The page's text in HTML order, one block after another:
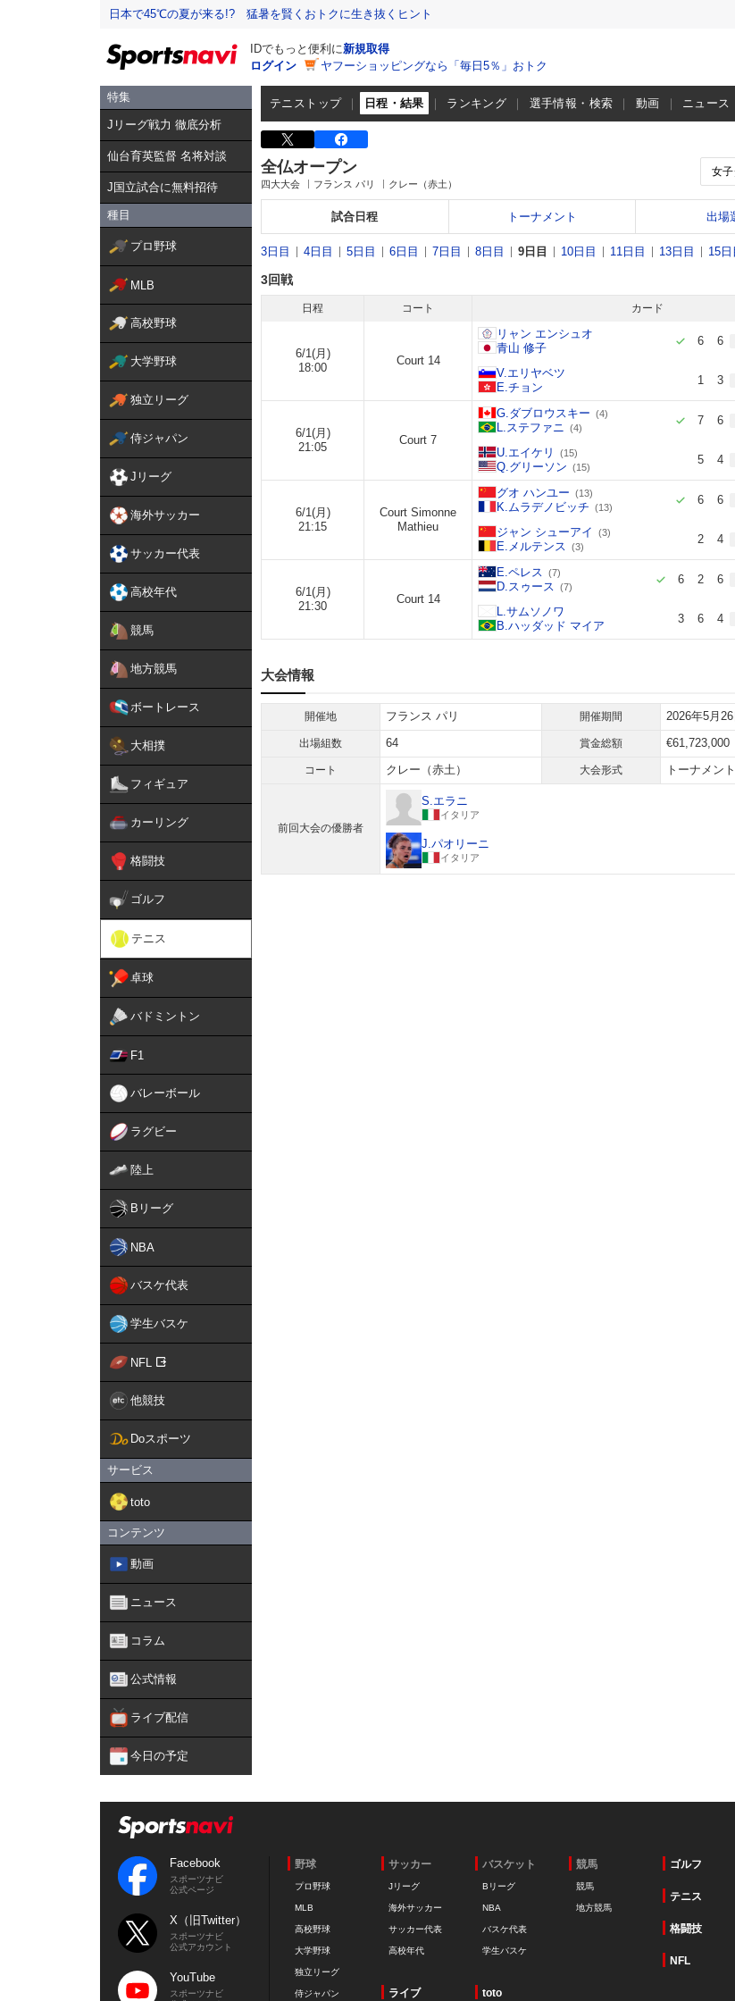
日本で45℃の夏が来る!? 猛暑を賢くおトクに生き抜くヒント
IDでもっと便利に新規取得
ログイン
ヤフーショッピングなら「毎日5％」おトク
特集
Jリーグ戦力 徹底分析
仙台育英監督 名将対談
J国立試合に無料招待
種目
プロ野球
MLB
高校野球
大学野球
独立リーグ
侍ジャパン
Jリーグ
海外サッカー
サッカー代表
高校年代
競馬
地方競馬
ボートレース
大相撲
フィギュア
カーリング
格闘技
ゴルフ
テニス
卓球
バドミントン
F1
バレーボール
ラグビー
陸上
Bリーグ
NBA
バスケ代表
学生バスケ
NFL
他競技
Doスポーツ
サービス
toto
コンテンツ
動画
ニュース
コラム
公式情報
ライブ配信
今日の予定
テニストップ 日程・結果 ランキング 選手情報・検索 動画 ニュース
全仏オープン
四大大会 フランス パリ クレー（赤土）
試合日程 トーナメント 出場
3日目 4日目 5日目 6日目 7日目 8日目 9日目 10日目 11日目 13日目 15日
3回戦
日程 コート カード
6/1(月)
18:00
Court 14
リャン エンシュオ
青山 修子
6 6
V.エリヤベツ
E.チョン
1 3
6/1(月)
21:05
Court 7
G.ダブロウスキー (4)
L.ステファニ (4)
7 6
U.エイケリ (15)
Q.グリーソン (15)
5 4
6/1(月)
21:15
Court Simonne
Mathieu
グオ ハンユー (13)
K.ムラデノビッチ (13)
6 6
ジャン シューアイ (3)
E.メルテンス (3)
2 4
6/1(月)
21:30
Court 14
E.ペレス (7)
D.スゥース (7)
6 2 6
L.サムソノワ
B.ハッダッド マイア
3 6 4
大会情報
開催地 フランス パリ 開催期間 2026年5月
出場組数 64 賞金総額 €61,723,000
コート クレー（赤土） 大会形式 トーナメント
前回大会の優勝者
S.エラニ
イタリア
J.パオリーニ
イタリア
Facebook
スポーツナビ
公式ページ
X（旧Twitter）
スポーツナビ
公式アカウント
YouTube
スポーツナビ
野球
プロ野球
MLB
高校野球
大学野球
独立リーグ
侍ジャパン
サッカー
Jリーグ
海外サッカー
サッカー代表
高校年代
バスケット
Bリーグ
NBA
バスケ代表
学生バスケ
競馬
競馬
地方競馬
ゴルフ
テニス
格闘技
NFL
ライブ toto